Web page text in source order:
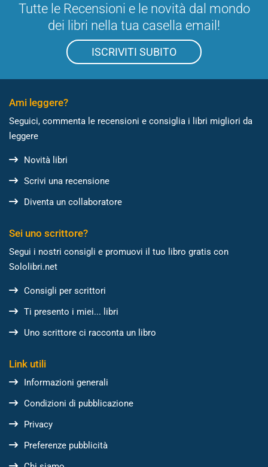
Tutte le Recensioni e le novità dal mondo
dei libri nella tua casella email!
ISCRIVITI SUBITO
Ami leggere?
Seguici, commenta le recensioni e consiglia i libri migliori da
leggere
Novità libri
Scrivi una recensione
Diventa un collaboratore
Sei uno scrittore?
Segui i nostri consigli e promuovi il tuo libro gratis con
Sololibri.net
Consigli per scrittori
Ti presento i miei... libri
Uno scrittore ci racconta un libro
Link utili
Informazioni generali
Condizioni di pubblicazione
Privacy
Preferenze pubblicità